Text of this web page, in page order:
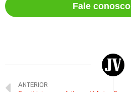
Fale conosco
ANTERIOR